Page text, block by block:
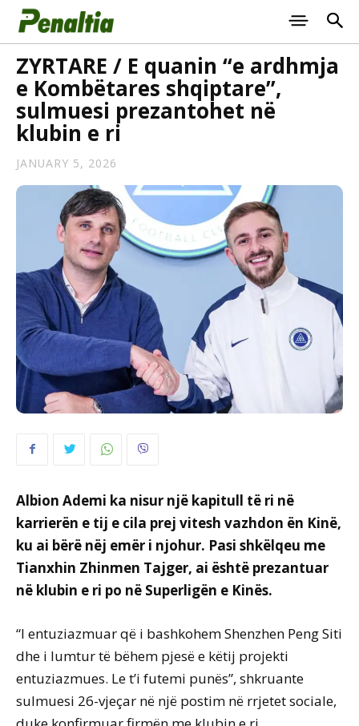
ZYRTARE / E quanin “e ardhmja
e Kombëtares shqiptare”,
sulmuesi prezantohet në
klubin e ri
JANUARY 5, 2026
Albion Ademi ka nisur një kapitull të ri në
karrierën e tij e cila prej vitesh vazhdon ën Kinë,
ku ai bërë nëj emër i njohur. Pasi shkëlqeu me
Tianxhin Zhinmen Tajger, ai është prezantuar
në klubin e ri po në Superligën e Kinës.
“I entuziazmuar që i bashkohem Shenzhen Peng Siti
dhe i lumtur të bëhem pjesë e këtij projekti
entuziazmues. Le t’i futemi punës”, shkruante
sulmuesi 26-vjeçar në një postim në rrjetet sociale,